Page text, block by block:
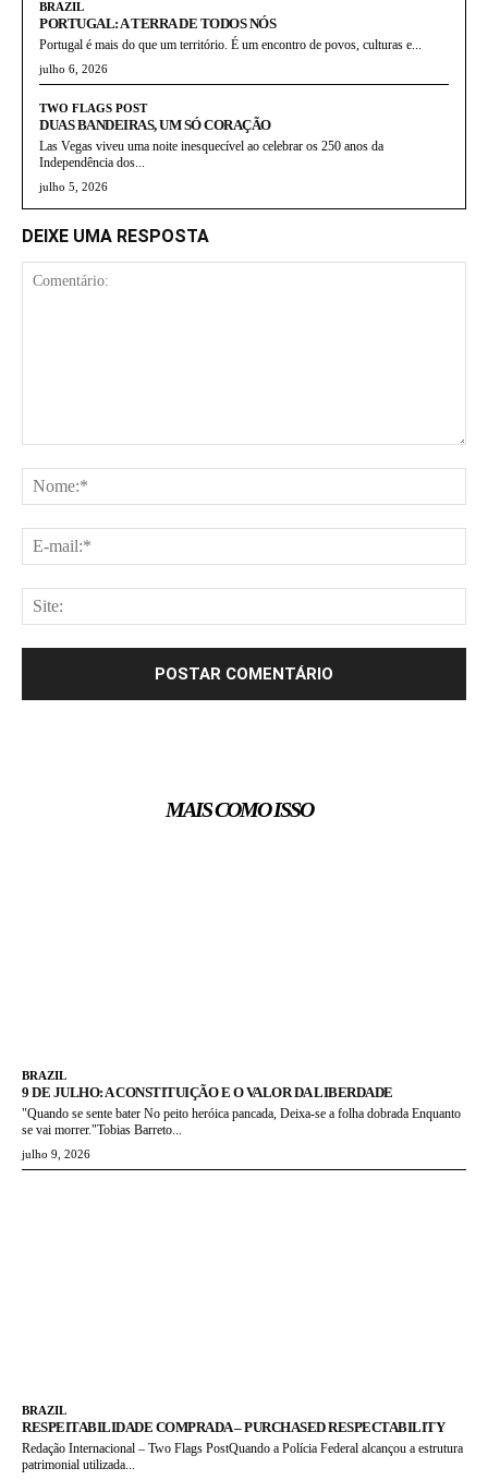
BRAZIL
PORTUGAL: A TERRA DE TODOS NÓS
Portugal é mais do que um território. É um encontro de povos, culturas e...
julho 6, 2026
TWO FLAGS POST
DUAS BANDEIRAS, UM SÓ CORAÇÃO
Las Vegas viveu uma noite inesquecível ao celebrar os 250 anos da
Independência dos...
julho 5, 2026
DEIXE UMA RESPOSTA
MAIS COMO ISSO
BRAZIL
9 DE JULHO: A CONSTITUIÇÃO E O VALOR DA LIBERDADE
"Quando se sente bater No peito heróica pancada, Deixa-se a folha dobrada Enquanto
se vai morrer."Tobias Barreto...
julho 9, 2026
BRAZIL
RESPEITABILIDADE COMPRADA – PURCHASED RESPECTABILITY
Redação Internacional – Two Flags PostQuando a Polícia Federal alcançou a estrutura
patrimonial utilizada...